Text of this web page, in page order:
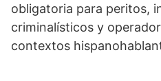
obligatoria para peritos,
criminalísticos y
contextos